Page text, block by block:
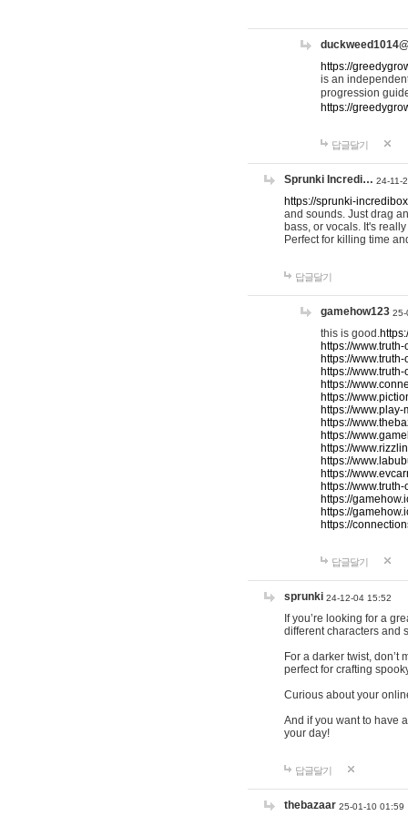
https://
is an
progression
https://
답글달기
Sprunki Incredi… 24-11-
https://sprunki-
and sounds. Just drag
bass, or vocals. It's
Perfect for killing time
답글달기
gamehow123 25-
this is good.
https://
https://
https://
https://
https://
https://
https://
https://
https://
https://
https://
https://
https://
https://
https://
답글달기
sprunki 24-12-04 15:52
If you’re looking for a
different characters and
For a darker twist, don’t
perfect for crafting
Curious about your
And if you want to have
your day!
답글달기
thebazaar 25-01-10 01:59